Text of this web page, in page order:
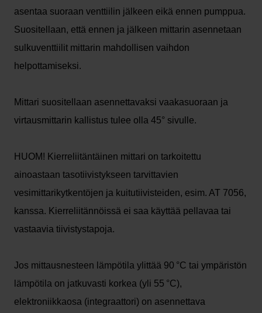
asentaa suoraan venttiilin jälkeen eikä ennen pumppua.
Suositellaan, että ennen ja jälkeen mittarin asennetaan
sulkuventtiilit mittarin mahdollisen vaihdon
helpottamiseksi.
Mittari suositellaan asennettavaksi vaakasuoraan ja
virtausmittarin kallistus tulee olla 45° sivulle.
HUOM! Kierreliitäntäinen mittari on tarkoitettu
ainoastaan tasotiivistykseen tarvittavien
vesimittarikytkentöjen ja kuitutiivisteiden, esim. AT 7056,
kanssa. Kierreliitännöissä ei saa käyttää pellavaa tai
vastaavia tiivistystapoja.
Jos mittausnesteen lämpötila ylittää 90 °C tai ympäristön
lämpötila on jatkuvasti korkea (yli 55 °C),
elektroniikkaosa (integraattori) on asennettava